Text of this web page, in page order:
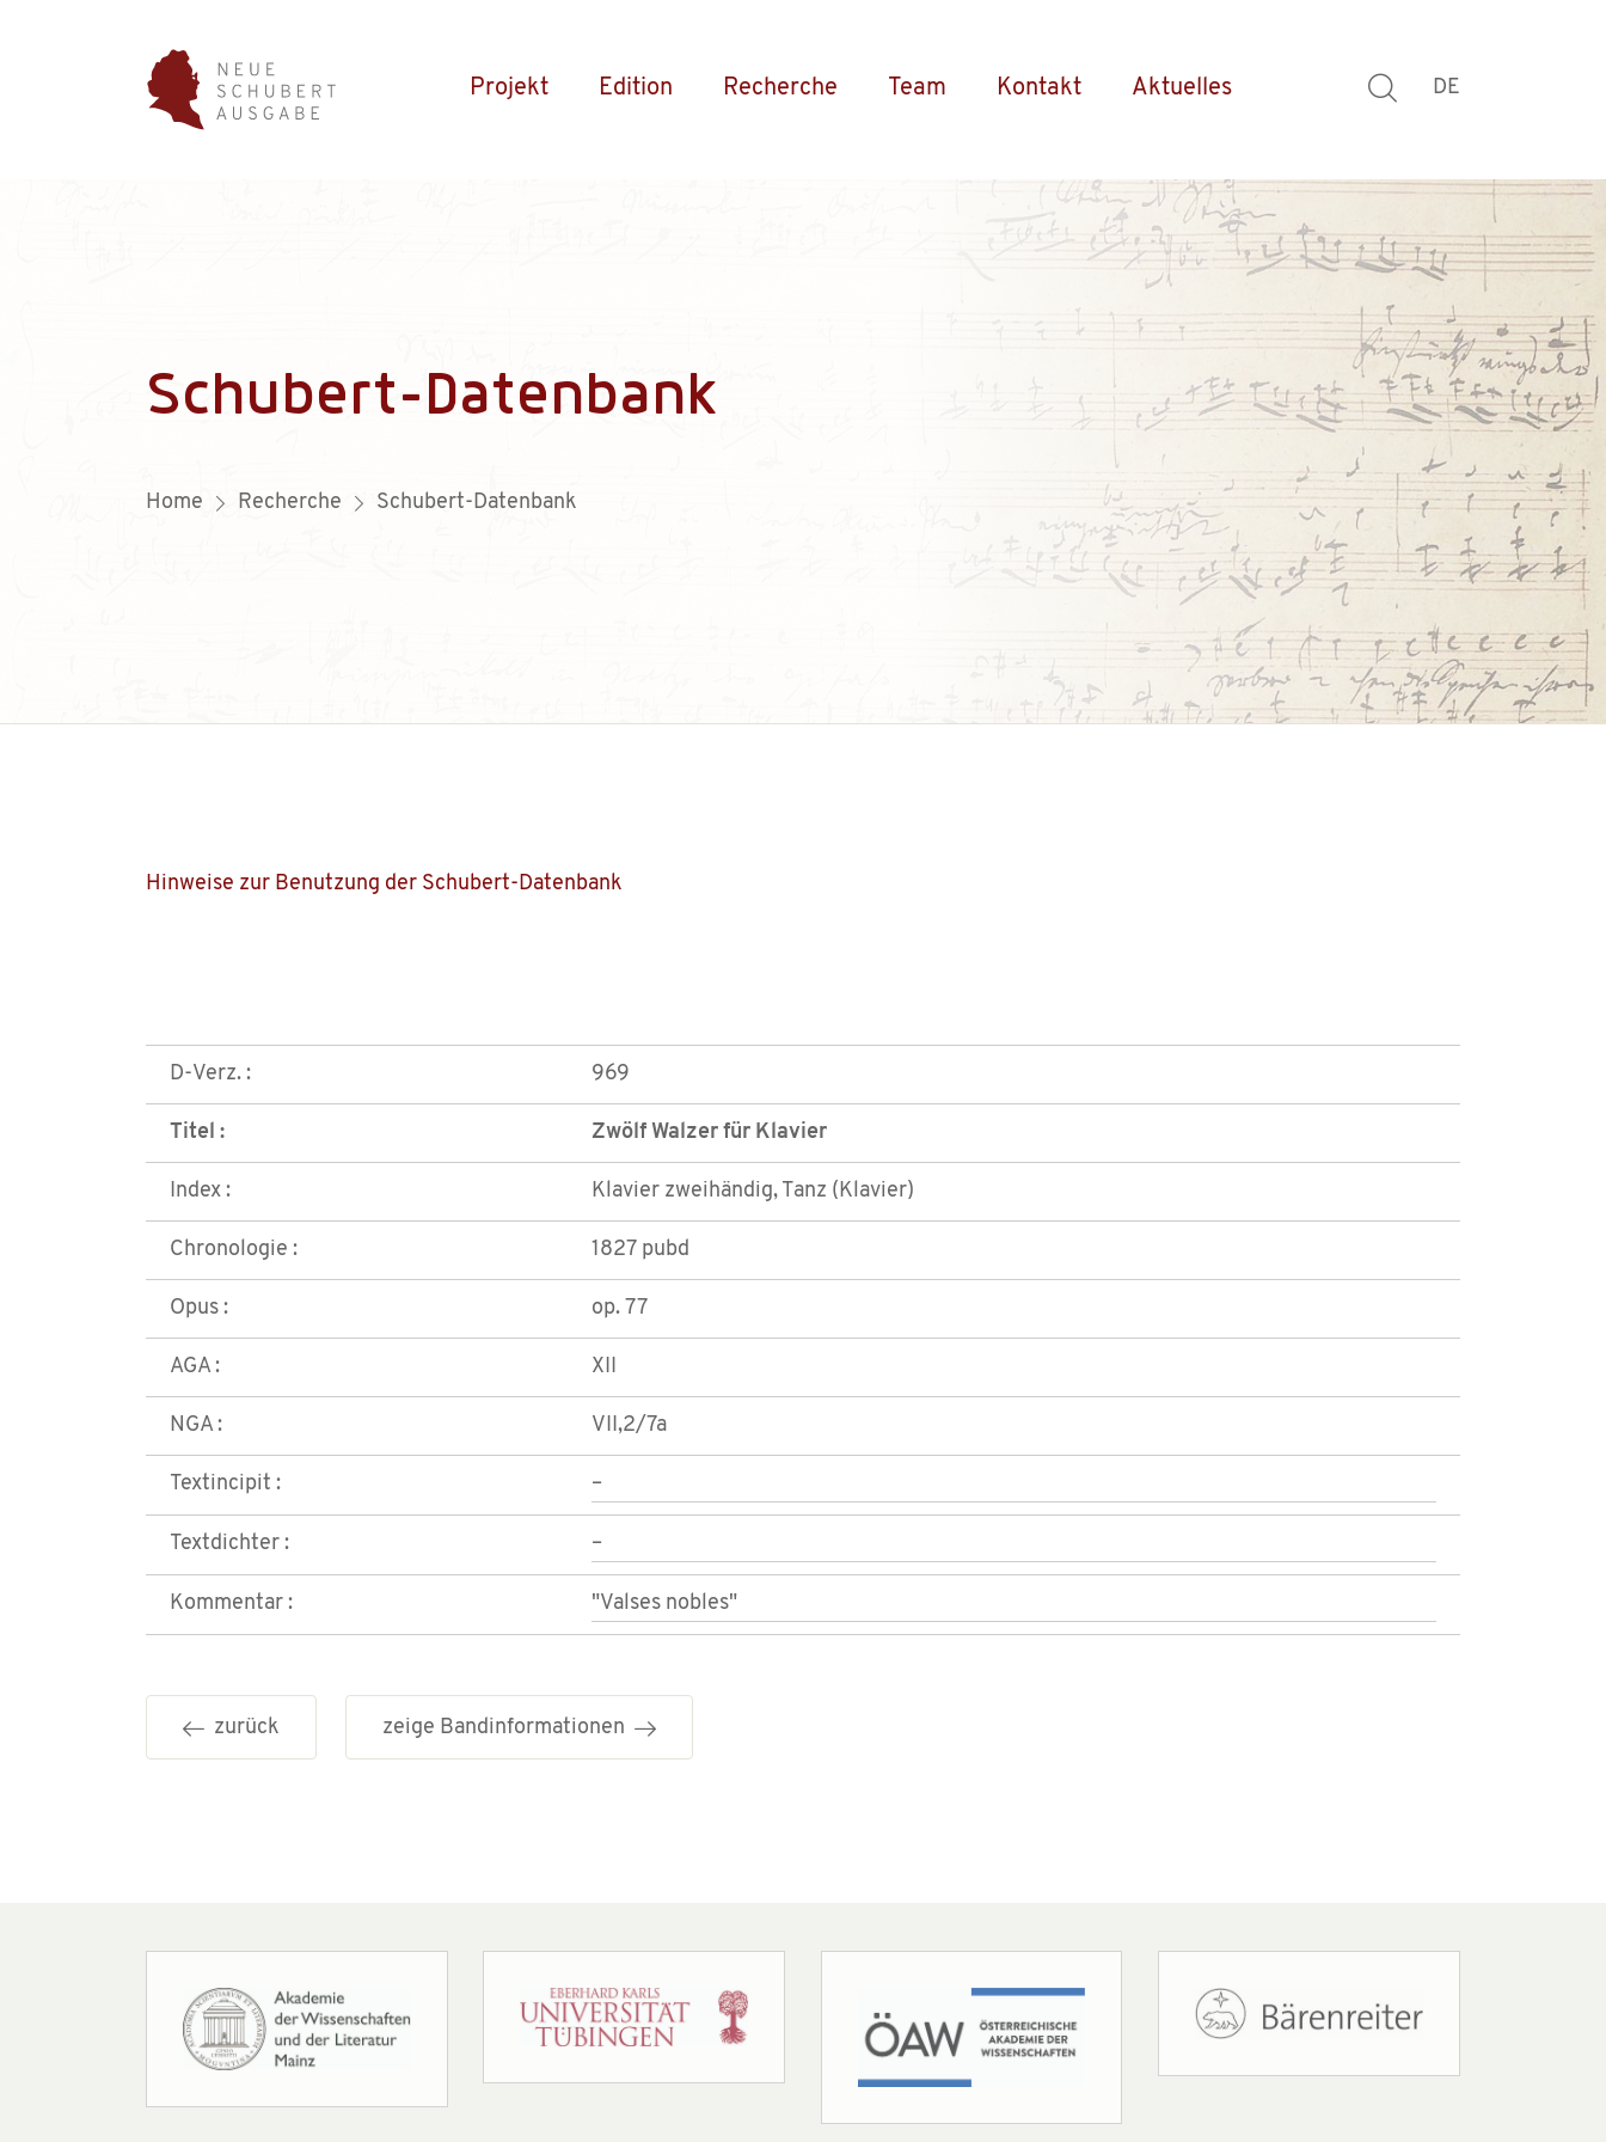
Projekt Edition Recherche Team Kontakt Aktuelles DE
Schubert-Datenbank
Home Recherche Schubert-Datenbank
Hinweise zur Benutzung der Schubert-Datenbank
D-Verz. : 969
Titel : Zwölf Walzer für Klavier
Index : Klavier zweihändig, Tanz (Klavier)
Chronologie : 1827 pubd
Opus : op. 77
AGA : XII
NGA : VII,2/7a
Textincipit : –
Textdichter : –
Kommentar : "Valses nobles"
zurück zeige Bandinformationen